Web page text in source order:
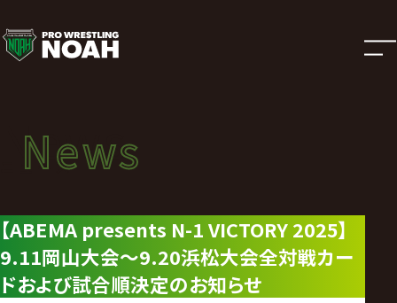
ニ
ュ
ー
ス
|
プ
News
ニュース
News
【ABEMA presents N-1 VICTORY 2025】
9.11岡山大会～9.20浜松大会全対戦カー
ドおよび試合順決定のお知らせ